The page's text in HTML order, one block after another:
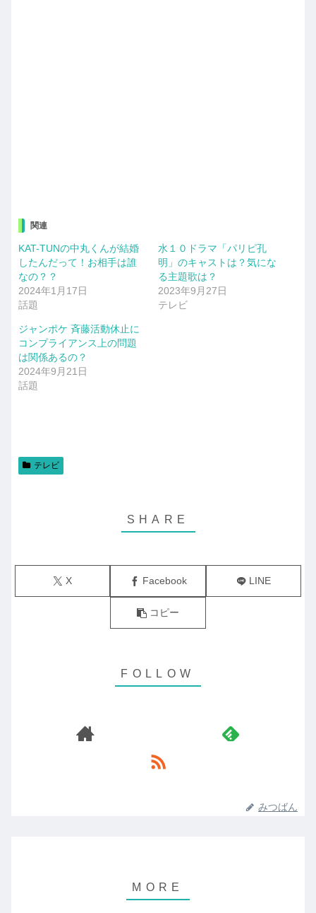
関連
KAT-TUNの中丸くんが結婚
したんだって！お相手は誰
なの？？
2024年1月17日
話題
水１０ドラマ「パリピ孔
明」のキャストは？気にな
る主題歌は？
2023年9月27日
テレビ
ジャンポケ 斉藤活動休止に
コンプライアンス上の問題
は関係あるの？
2024年9月21日
話題
テレビ
X Facebook LINE
コピー
みつばん